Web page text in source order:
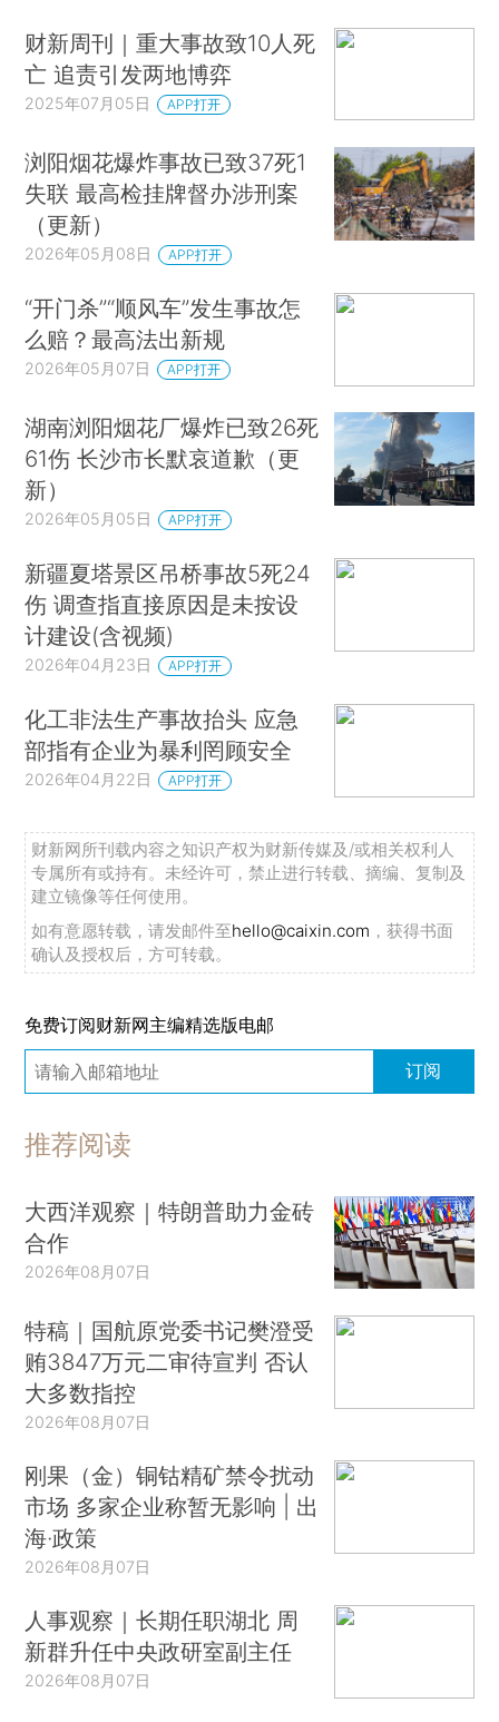
财新周刊｜重大事故致10人死
亡 追责引发两地博弈
2025年07月05日 APP打开
浏阳烟花爆炸事故已致37死1
失联 最高检挂牌督办涉刑案
（更新）
2026年05月08日 APP打开
“开门杀”“顺风车”发生事故怎
么赔？最高法出新规
2026年05月07日 APP打开
湖南浏阳烟花厂爆炸已致26死
61伤 长沙市长默哀道歉（更
新）
2026年05月05日 APP打开
新疆夏塔景区吊桥事故5死24
伤 调查指直接原因是未按设
计建设(含视频)
2026年04月23日 APP打开
化工非法生产事故抬头 应急
部指有企业为暴利罔顾安全
2026年04月22日 APP打开
财新网所刊载内容之知识产权为财新传媒及/或相关权利人
专属所有或持有。未经许可，禁止进行转载、摘编、复制及
建立镜像等任何使用。
如有意愿转载，请发邮件至hello@caixin.com ，获得书面
确认及授权后，方可转载。
免费订阅财新网主编精选版电邮
订阅
推荐阅读
大西洋观察｜特朗普助力金砖
合作
2026年08月07日
特稿｜国航原党委书记樊澄受
贿3847万元二审待宣判 否认
大多数指控
2026年08月07日
刚果（金）铜钴精矿禁令扰动
市场 多家企业称暂无影响 | 出
海·政策
2026年08月07日
人事观察｜长期任职湖北 周
新群升任中央政研室副主任
2026年08月07日